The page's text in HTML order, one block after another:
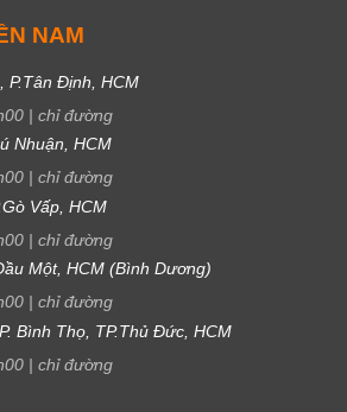
NAM
P.Tân Định, HCM
| chỉ đường
Nhuận, HCM
| chỉ đường
Vấp, HCM
| chỉ đường
Một, HCM (Bình Dương)
| chỉ đường
Bình Thọ, TP.Thủ Đức, HCM
| chỉ đường